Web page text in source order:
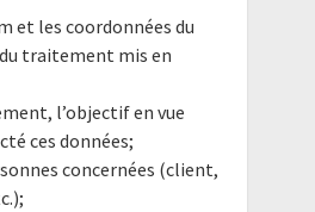
et les coordonnées du
traitement mis en
l’objectif en vue
ces données;
concernées (client,